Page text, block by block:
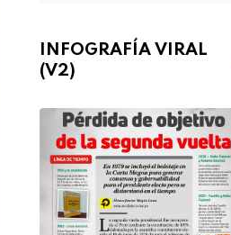
INFOGRAFÍA VIRAL
(V2)